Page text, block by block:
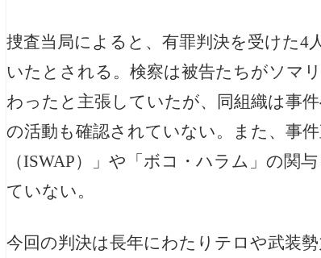
捜査当局によると、有罪判決を受けた4
いたとされる。検察は被告たちがソマ
わったと主張していたが、同組織は事
の活動も確認されていない。また、事
（ISWAP）」や「ボコ・ハラム」の関
ていない。
今回の判決は長年にわたりテロや武装